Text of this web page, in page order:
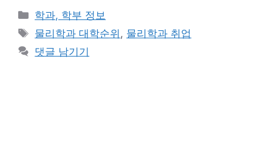
카
테
리
학과, 학부 정보
태
그
물리학과 대학순위 , 물리학과 취업
댓글 남기기